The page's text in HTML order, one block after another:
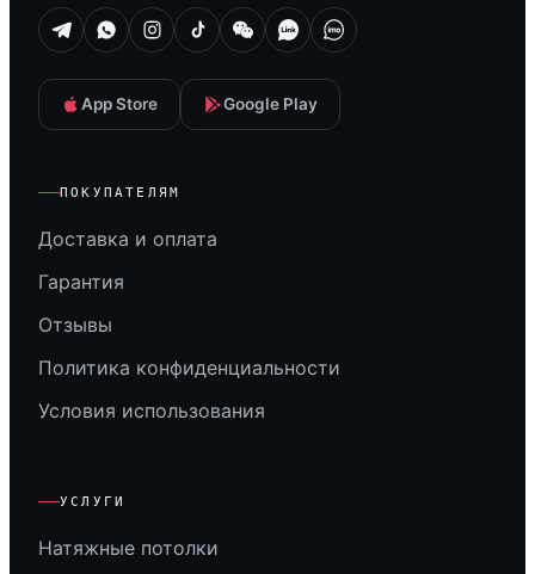
App Store Google Play
ПОКУПАТЕЛЯМ
Доставка и оплата
Гарантия
Отзывы
Политика конфиденциальности
Условия использования
УСЛУГИ
Натяжные потолки